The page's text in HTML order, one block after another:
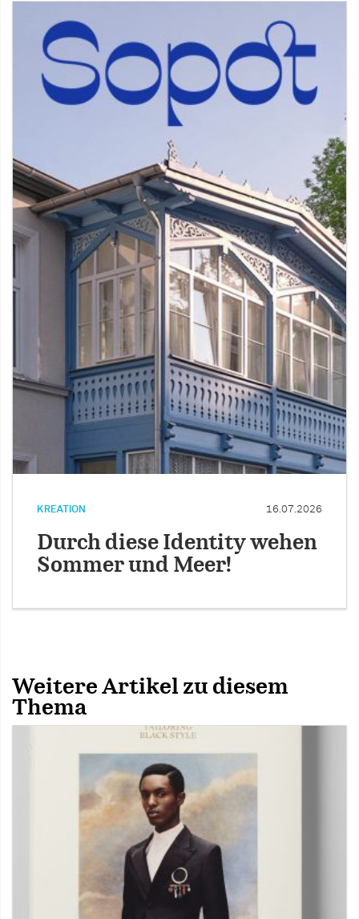
KREATION 16.07.2026
Durch diese Identity wehen
Sommer und Meer!
Weitere Artikel zu diesem
Thema